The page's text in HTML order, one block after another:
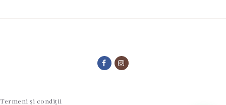
Termeni și condiții